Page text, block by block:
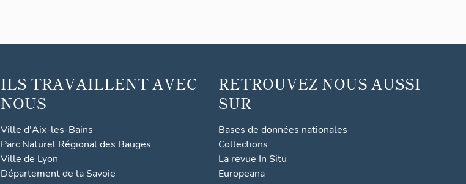
ILS TRAVAILLENT AVEC
NOUS
Ville d'Aix-les-Bains
Parc Naturel Régional des Bauges
Ville de Lyon
Département de la Savoie
RETROUVEZ NOUS AUSSI
SUR
Bases de données nationales
Collections
La revue In Situ
Europeana